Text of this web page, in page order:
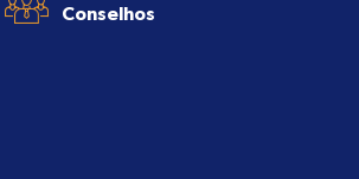
Conselhos